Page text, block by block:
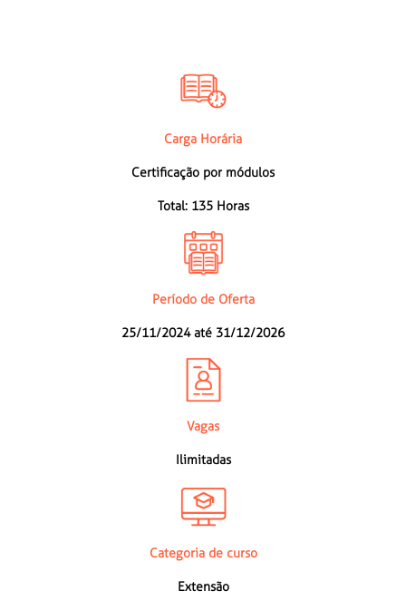
Carga Horária
Certificação por módulos
Total: 135 Horas
Período de Oferta
25/11/2024 até 31/12/2026
Vagas
Ilimitadas
Categoria de curso
Extensão